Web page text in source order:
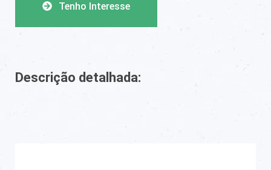
Tenho Interesse
Descrição detalhada: